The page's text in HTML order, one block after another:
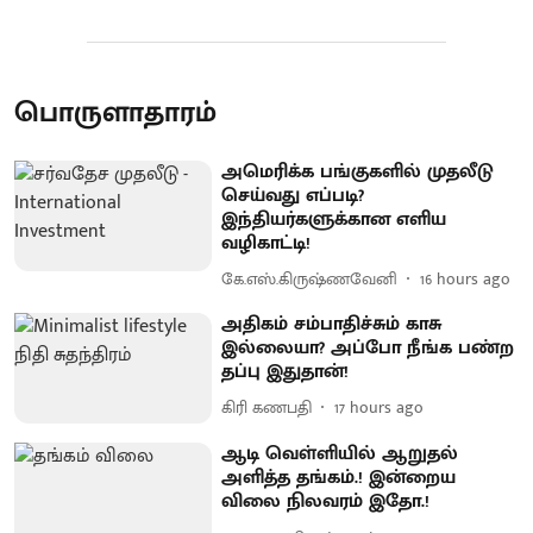
பொருளாதாரம்
அமெரிக்க பங்குகளில் முதலீடு
செய்வது எப்படி?
இந்தியர்களுக்கான எளிய
வழிகாட்டி!
கே.எஸ்.கிருஷ்ணவேனி 16 hours ago
அதிகம் சம்பாதிச்சும் காசு
இல்லையா? அப்போ நீங்க பண்ற
தப்பு இதுதான்!
கிரி கணபதி 17 hours ago
ஆடி வெள்ளியில் ஆறுதல்
அளித்த தங்கம்.! இன்றைய
விலை நிலவரம் இதோ.!